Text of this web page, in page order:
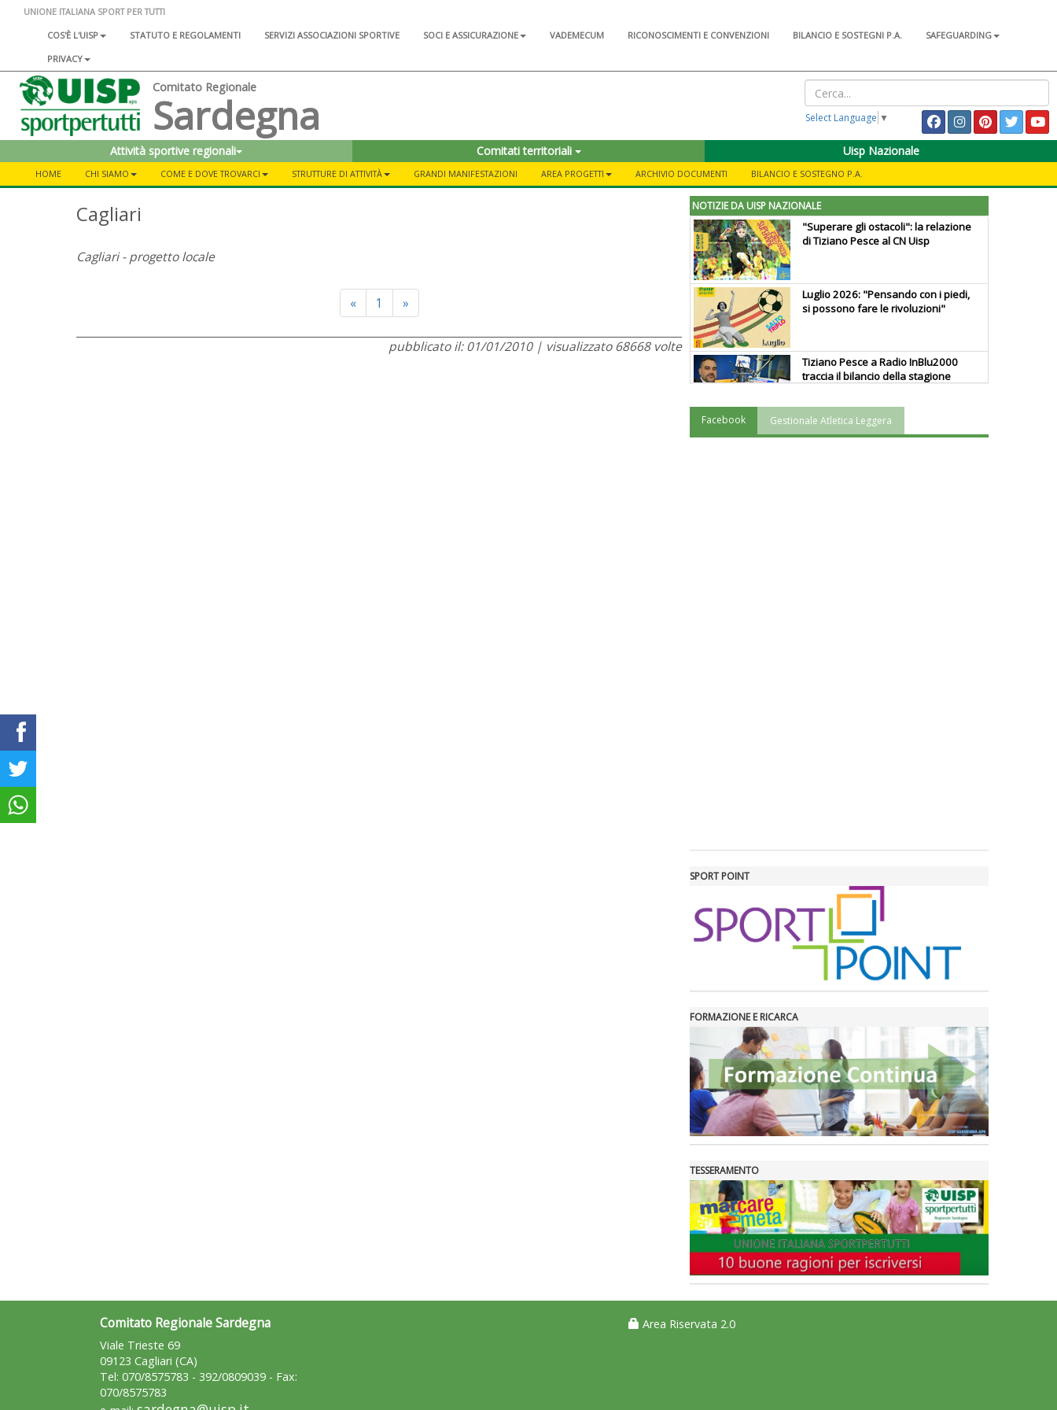
UNIONE ITALIANA SPORT PER TUTTI
COS'È L'UISP
STATUTO E REGOLAMENTI SERVIZI ASSOCIAZIONI SPORTIVE SOCI E ASSICURAZIONE VADEMECUM RICONOSCIMENTI E CONVENZIONI BILANCIO E SOSTEGNI P.A.
SAFEGUARDING
PRIVACY
Comitato Regionale
Sardegna Select Language ▼
Attività sportive regionali Comitati territoriali Uisp Nazionale
HOME CHI SIAMO COME E DOVE TROVARCI STRUTTURE DI ATTIVITÀ GRANDI MANIFESTAZIONI AREA PROGETTI ARCHIVIO DOCUMENTI BILANCIO E SOSTEGNO P.A.
Cagliari
Cagliari - progetto locale
«Previous
1 »Next
pubblicato il: 01/01/2010 | visualizzato 68668 volte
NOTIZIE DA UISP NAZIONALE
"Superare gli ostacoli": la relazione
di Tiziano Pesce al CN Uisp
Luglio 2026: "Pensando con i piedi,
si possono fare le rivoluzioni"
Tiziano Pesce a Radio InBlu2000
traccia il bilancio della stagione
Ddl Lobby, Uisp: “Il Parlamento
Facebook Gestionale Atletica Leggera
SPORT POINT
FORMAZIONE E RICARCA
TESSERAMENTO
Comitato Regionale Sardegna
Viale Trieste 69
09123 Cagliari (CA)
Tel: 070/8575783 - 392/0809039 - Fax:
070/8575783
Area Riservata 2.0